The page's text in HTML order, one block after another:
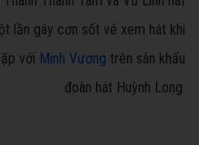
lần gây cơn sốt vé xem hát khi
với Minh Vương trên sân khấu
đoàn hát Huỳnh Long.